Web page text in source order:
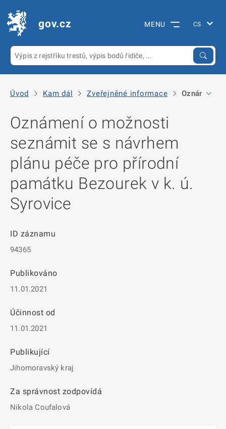
gov.cz MENU
Úvod Kam dál Zveřejněné informace Oznámení o
Oznámení o možnosti
seznámit se s návrhem
plánu péče pro přírodní
památku Bezourek v k. ú.
Syrovice
ID záznamu
94365
Publikováno
11.01.2021
Účinnost od
11.01.2021
Publikující
Jihomoravský kraj
Za správnost zodpovídá
Nikola Coufalová